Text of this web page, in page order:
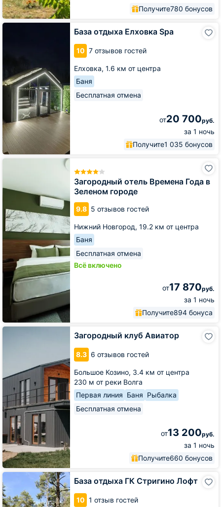
Получите780 бонусов
База отдыха Елховка Spa
10 7 отзывов гостей
Елховка, 1.6 км от центра
Баня
Бесплатная отмена
от20 700руб.
за 1 ночь
Получите1 035 бонусов
База
Загородный отель Времена Года в
Зеленом городе
9.8 5 отзывов гостей
Нижний Новгород, 19.2 км от центра
Баня
Бесплатная отмена
Всё включено
от17 870руб.
за 1 ночь
Получите894 бонуса
Загородный
Года
городе
Загородный клуб Авиатор
8.3 6 отзывов гостей
Большое Козино, 3.4 км от центра
230 м от реки Волга
Первая линия Баня Рыбалка
Бесплатная отмена
от13 200руб.
за 1 ночь
Получите660 бонусов
Загородный
База отдыха ГК Стригино Лофт
10 1 отзыв гостей
База
отдыха
ГК
Стригино